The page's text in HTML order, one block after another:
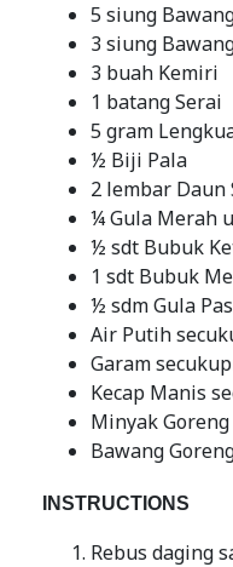
5 siung
3 siung
3 buah Kemiri
1 batang Serai
5 gram
½ Biji Pala
2 lembar Daun
¼ Gula Merah
½ sdt Bubuk
1 sdt Bubuk
½ sdm Gula
Air Putih
Garam
Kecap Manis
Minyak
Bawang
INSTRUCTIONS
Rebus daging